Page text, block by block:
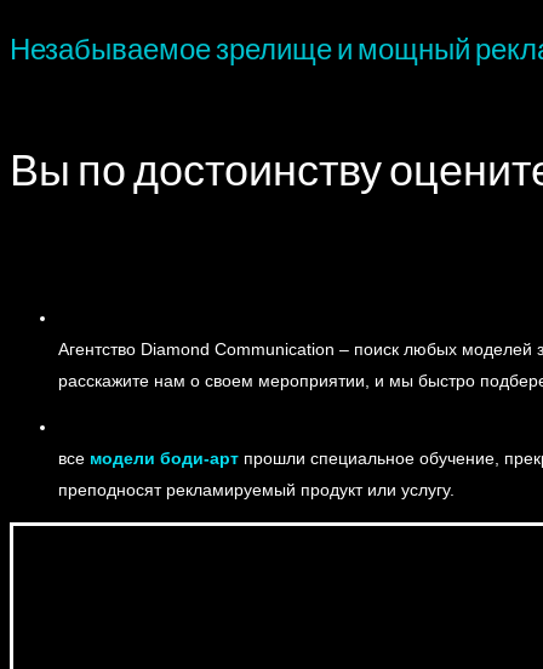
Незабываемое зрелище и мощный
Вы по достоинству
Агентство Diamond Communication – поиск любых моделей
расскажите нам о своем мероприятии, и мы быстро
все модели боди-арт прошли специальное обучение,
преподносят рекламируемый продукт или услугу.